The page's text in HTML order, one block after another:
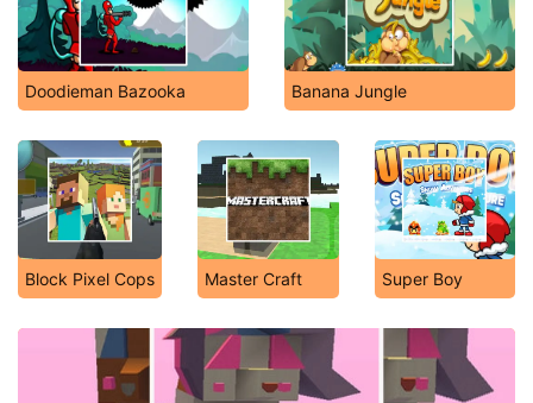
Doodieman Bazooka Banana Jungle
Block Pixel Cops Master Craft Super Boy